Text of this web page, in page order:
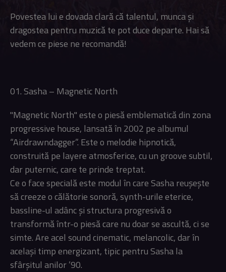
Povestea lui e dovada clară că talentul, munca și
dragostea pentru muzică te pot duce departe. Hai să
vedem ce piese ne recomandă!
01. Sasha – Magnetic North
"Magnetic North" este o piesă emblematică din zona
progressive house, lansată în 2002 pe albumul
“Airdrawndagger”. Este o melodie hipnotică,
construită pe layere atmosferice, cu un groove subtil,
dar puternic, care te prinde treptat.
Ce o face specială este modul în care Sasha reușește
să creeze o călătorie sonoră, synth-urile eterice,
bassline-ul adânc și structura progresivă o
transformă într-o piesă care nu doar se ascultă, ci se
simte. Are acel sound cinematic, melancolic, dar în
același timp energizant, tipic pentru Sasha la
sfârșitul anilor ’90.